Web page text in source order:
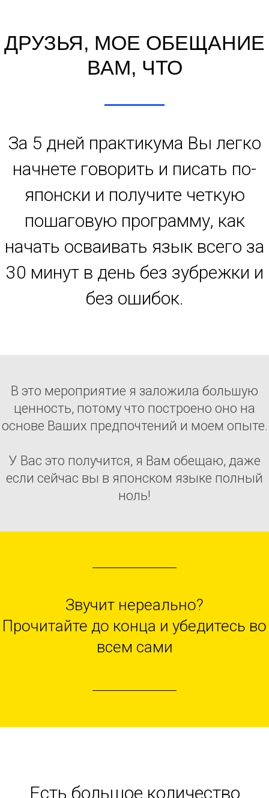
ДРУЗЬЯ, МОЕ ОБЕЩАНИЕ
ВАМ, ЧТО
За 5 дней практикума Вы легко
начнете говорить и писать по-
японски и получите четкую
пошаговую программу, как
начать осваивать язык всего за
30 минут в день без зубрежки и
без ошибок.
В это мероприятие я заложила большую
ценность, потому что построено оно на
основе Ваших предпочтений и моем опыте.
У Вас это получится, я Вам обещаю, даже
если сейчас вы в японском языке полный
ноль!
Звучит нереально?
Прочитайте до конца и убедитесь во
всем сами
Есть большое количество